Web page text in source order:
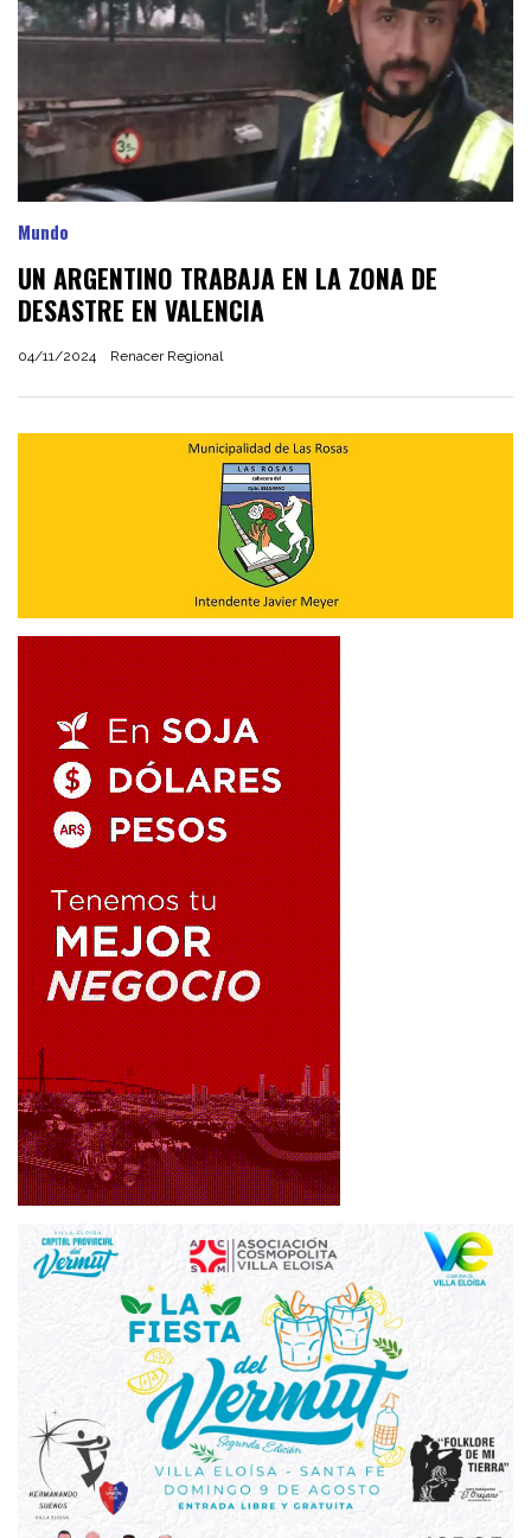
UN ARGENTINO TRABAJA EN LA ZONA DE
DESASTRE EN VALENCIA
Renacer Regional
Mundo
04/11/2024